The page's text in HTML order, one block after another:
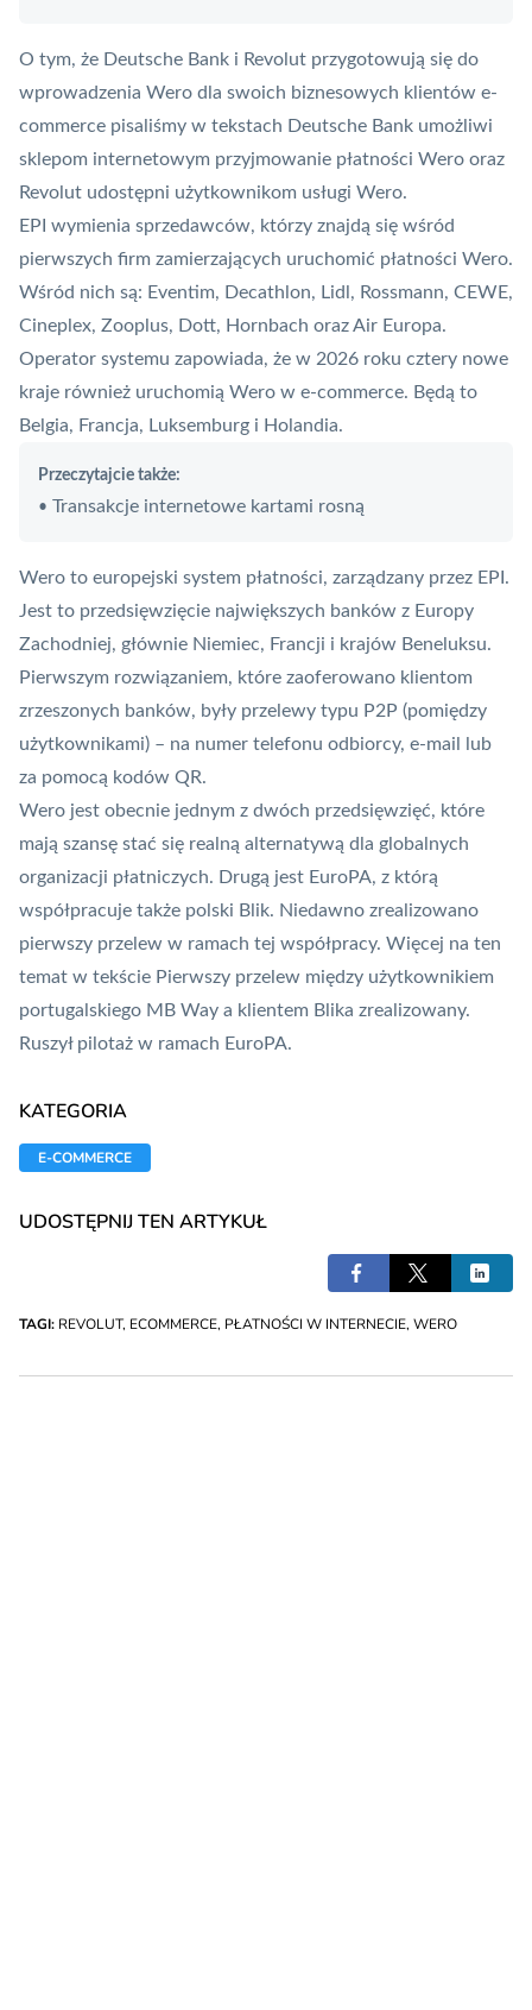
O tym, że Deutsche Bank i Revolut przygotowują się do
wprowadzenia Wero dla swoich biznesowych klientów e-
commerce pisaliśmy w tekstach Deutsche Bank umożliwi
sklepom internetowym przyjmowanie płatności Wero oraz
Revolut udostępni użytkownikom usługi Wero.
EPI wymienia sprzedawców, którzy znajdą się wśród
pierwszych firm zamierzających uruchomić płatności Wero.
Wśród nich są: Eventim, Decathlon, Lidl, Rossmann, CEWE,
Cineplex, Zooplus, Dott, Hornbach oraz Air Europa.
Operator systemu zapowiada, że w 2026 roku cztery nowe
kraje również uruchomią Wero w e-commerce. Będą to
Belgia, Francja, Luksemburg i Holandia.
Przeczytajcie także:
• Transakcje internetowe kartami rosną
Wero to europejski system płatności, zarządzany przez EPI.
Jest to przedsięwzięcie największych banków z Europy
Zachodniej, głównie Niemiec, Francji i krajów Beneluksu.
Pierwszym rozwiązaniem, które zaoferowano klientom
zrzeszonych banków, były przelewy typu P2P (pomiędzy
użytkownikami) – na numer telefonu odbiorcy, e-mail lub
za pomocą kodów QR.
Wero jest obecnie jednym z dwóch przedsięwzięć, które
mają szansę stać się realną alternatywą dla globalnych
organizacji płatniczych. Drugą jest EuroPA, z którą
współpracuje także polski Blik. Niedawno zrealizowano
pierwszy przelew w ramach tej współpracy. Więcej na ten
temat w tekście Pierwszy przelew między użytkownikiem
portugalskiego MB Way a klientem Blika zrealizowany.
Ruszył pilotaż w ramach EuroPA.
KATEGORIA
E-COMMERCE
UDOSTĘPNIJ TEN ARTYKUŁ
TAGI: REVOLUT, ECOMMERCE, PŁATNOŚCI W INTERNECIE, WERO